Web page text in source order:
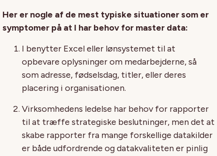
Her er nogle af de mest typiske situationer som er
symptomer på at I har behov for master data:
I benytter Excel eller lønsystemet til at
opbevare oplysninger om medarbejderne, så
som adresse, fødselsdag, titler, eller deres
placering i organisationen.
Virksomhedens ledelse har behov for rapporter
til at træffe strategiske beslutninger, men det at
skabe rapporter fra mange forskellige datakilder
er både udfordrende og datakvaliteten er pinlig